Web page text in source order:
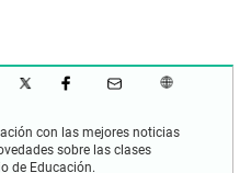
con las mejores noticias
sobre las clases
de Educación.